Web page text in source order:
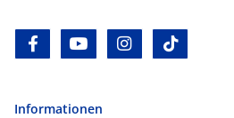
facebookyoutube instagram
Informationen